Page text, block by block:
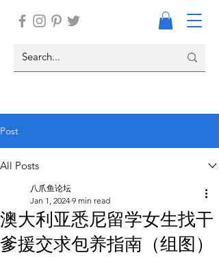
Post
All Posts
澳大利亚悉尼留学女生找干
爹援交求包养指南（组图）
八爪鱼论坛
Jan 1, 2024 9 min read